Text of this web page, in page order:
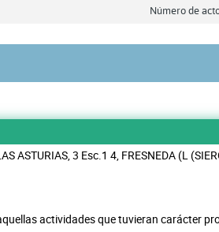
Número de
ASTURIAS, 3 Esc.1 4, FRESNEDA (L
actividades que tuvieran carácter